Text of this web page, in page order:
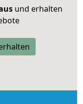
und erhalten